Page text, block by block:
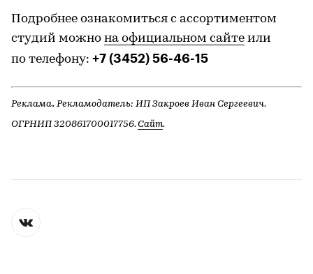
Подробнее ознакомиться с ассортиментом
студий можно на официальном сайте или
по телефону: +7 (3452) 56-46-15
Реклама. Рекламодатель: ИП Закроев Иван Сергеевич.
ОГРНИП 320861700017756.Сайт.